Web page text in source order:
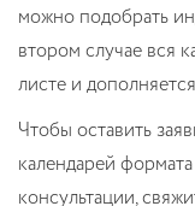
можно подобрать
втором случае вся
листе и
Чтобы оставить
календарей
консультации,